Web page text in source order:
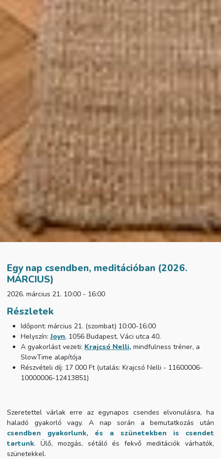
Egy nap csendben, meditációban (2026.
MÁRCIUS)
2026. március 21. 10:00 - 16:00
Részletek
Időpont: március 21. (szombat) 10:00-16:00
Helyszín:Joyn, 1056 Budapest, Váci utca 40.
A gyakorlást vezeti: Krajcsó Nelli, mindfulness tréner, a
SlowTime alapítója
Részvételi díj: 17 000 Ft (utalás: Krajcsó Nelli - 11600006-
10000006-12413851)
Szeretettel várlak erre az egynapos csendes elvonulásra, ha
haladó gyakorló vagy. A nap során a bemutatkozás után
csendben gyakorlunk, és a szünetekben is csendet
tartunk. Ülő, mozgás, sétáló és fekvő meditációk várhatók,
szünetekkel.